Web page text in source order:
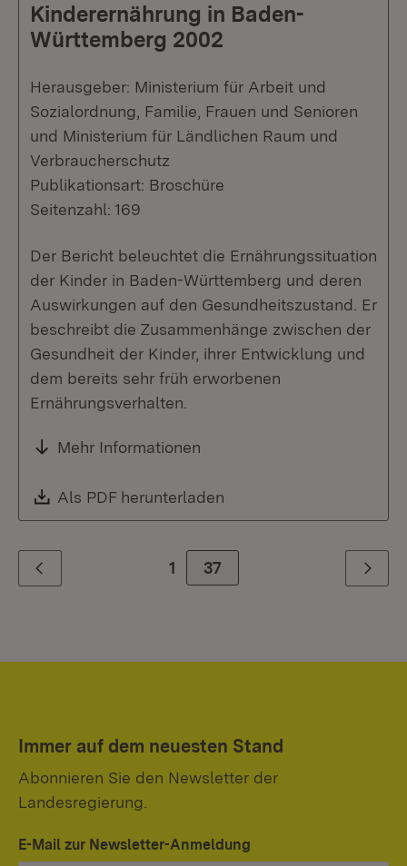
Kinderernährung in Baden-
Württemberg 2002
Herausgeber: Ministerium für Arbeit und
Sozialordnung, Familie, Frauen und Senioren
und Ministerium für Ländlichen Raum und
Verbraucherschutz
Publikationsart: Broschüre
Seitenzahl: 169
Der Bericht beleuchtet die Ernährungssituation
der Kinder in Baden-Württemberg und deren
Auswirkungen auf den Gesundheitszustand. Er
beschreibt die Zusammenhänge zwischen der
Gesundheit der Kinder, ihrer Entwicklung und
dem bereits sehr früh erworbenen
Ernährungsverhalten.
Mehr Informationen
Download:
Als PDF herunterladen
Zurück 1 Zur Seite
37 Weiter
Immer auf dem neuesten Stand
Abonnieren Sie den Newsletter der
Landesregierung.
E-Mail zur Newsletter-Anmeldung